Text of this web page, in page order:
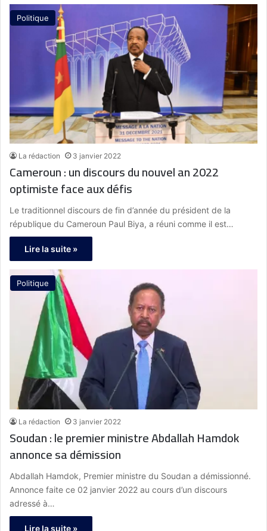
Politique
La rédaction 3 janvier 2022
Cameroun : un discours du nouvel an 2022
optimiste face aux défis
Le traditionnel discours de fin d’année du président de la
république du Cameroun Paul Biya, a réuni comme il est…
Lire la suite »
Politique
La rédaction 3 janvier 2022
Soudan : le premier ministre Abdallah Hamdok
annonce sa démission
Abdallah Hamdok, Premier ministre du Soudan a démissionné.
Annonce faite ce 02 janvier 2022 au cours d’un discours
adressé à…
Lire la suite »